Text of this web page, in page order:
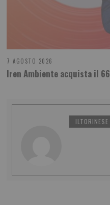
7 AGOSTO 2026
Iren Ambiente acquista il
ILTORINESE